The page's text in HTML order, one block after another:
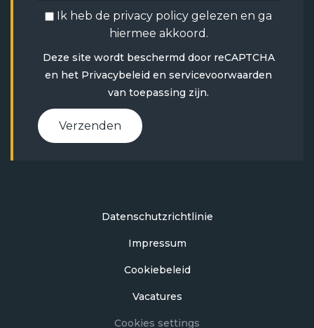
Ik heb de privacy policy gelezen en ga
hiermee akkoord.
Deze site wordt beschermd door reCAPTCHA
en het Privacybeleid en servicevoorwaarden
van toepassing zijn.
Verzenden
Datenschutzrichtlinie
Impressum
Cookiebeleid
Vacatures
Cookies settings